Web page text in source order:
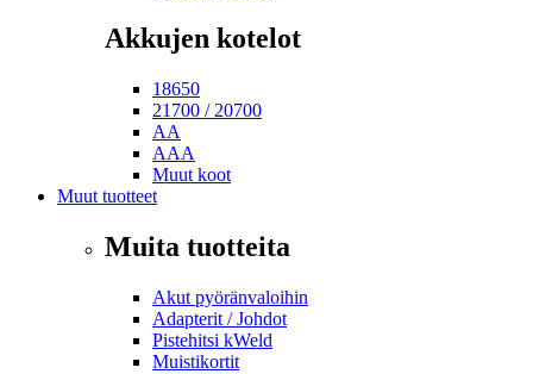
Akkujen kotelot
18650
21700 / 20700
AA
AAA
Muut koot
Muut tuotteet
Muita tuotteita
Akut pyöränvaloihin
Adapterit / Johdot
Pistehitsi kWeld
Muistikortit